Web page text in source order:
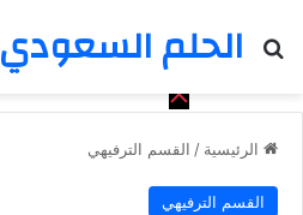
الحلم السعودي
بحث عن
الرئيسية / القسم الترفيهي
القسم الترفيهي